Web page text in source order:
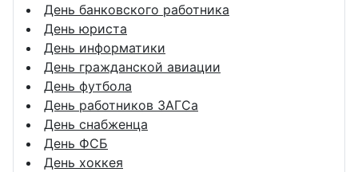
День банковского работника
День юриста
День информатики
День гражданской авиации
День футбола
День работников ЗАГСа
День снабженца
День ФСБ
День хоккея